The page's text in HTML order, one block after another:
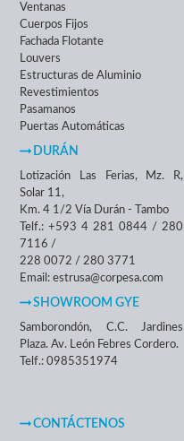
Ventanas
Cuerpos Fijos
Fachada Flotante
Louvers
Estructuras de Aluminio
Revestimientos
Pasamanos
Puertas Automáticas
DURÁN
Lotización Las Ferias, Mz. R,
Solar 11,
Km. 4 1/2 Vía Durán - Tambo
Telf.: +593 4 281 0844 / 280
7116 /
228 0072 / 280 3771
Email: estrusa@corpesa.com
SHOWROOM GYE
Samborondón, C.C. Jardines
Plaza. Av. León Febres Cordero.
Telf.: 0985351974
CONTÁCTENOS